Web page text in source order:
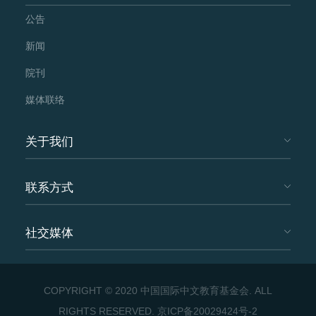
公告
新闻
院刊
媒体联络
关于我们
联系方式
社交媒体
COPYRIGHT © 2020 中国国际中文教育基金会. ALL
RIGHTS RESERVED. 京ICP备20029424号-2